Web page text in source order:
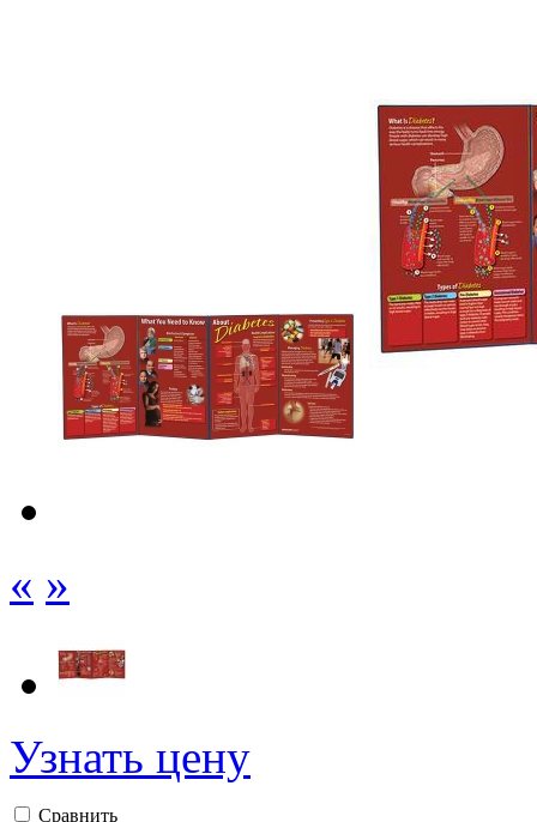
« »
Узнать цену
Сравнить